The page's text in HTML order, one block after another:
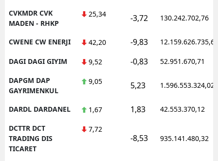
CVKMDR CVK
MADEN - RHKP
25,34 -3,72 130.242.702,76
CWENE CW ENERJI 42,20 -9,83 12.159.626.735,62
DAGI DAGI GIYIM 9,52 -0,83 52.951.670,71
DAPGM DAP
GAYRIMENKUL
9,05 5,23 1.596.553.324,02
DARDL DARDANEL 1,67 1,83 42.553.370,12
DCTTR DCT
TRADING DIS
TICARET
7,72
-8,53 935.141.480,32